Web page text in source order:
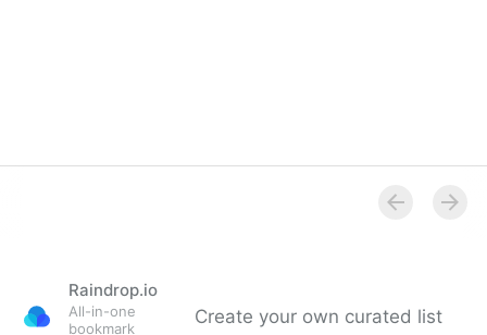
Raindrop.io
All-in-one
bookmark
Create your own curated list